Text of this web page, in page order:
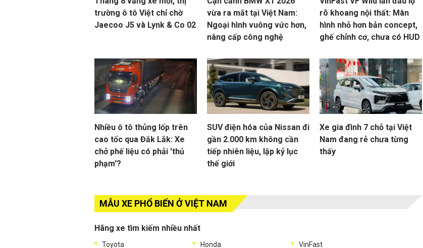
trường ô tô Việt chỉ chờ
Jaecoo J5 và Lynk & Co 02
vừa ra mắt tại Việt Nam:
Ngoại hình vuông vức hơn,
nâng cấp công nghệ
rõ khoang nội thất: Màn
hình nhỏ hơn bản concept,
ghế chỉnh cơ, chưa có HUD
Nhiều ô tô thủng lốp trên
cao tốc qua Đắk Lắk: Xe
chở phế liệu có phải 'thủ
phạm'?
SUV điện hóa của Nissan đi
gần 2.000 km không cần
tiếp nhiên liệu, lập kỷ lục
thế giới
Xe gia đình 7 chỗ tại Việt
Nam đang rẻ chưa từng
thấy
MẪU XE PHỔ BIẾN Ở VIỆT NAM
Hãng xe tìm kiếm nhiều nhất
Toyota Honda VinFast